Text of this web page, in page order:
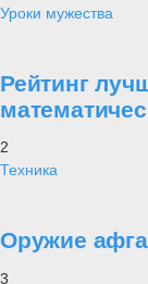
Уроки мужества
Рейтинг
2
Техника
Оружие
3